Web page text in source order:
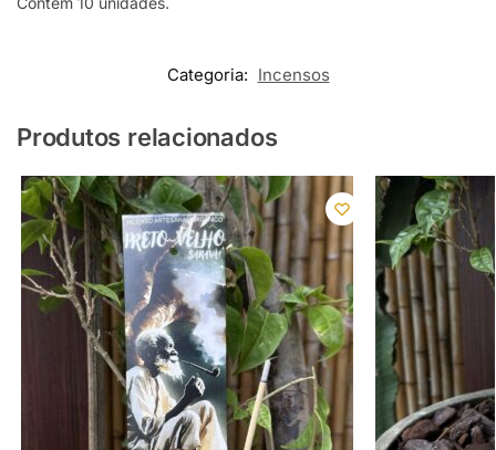
Categoria: Incensos
Produtos relacionados